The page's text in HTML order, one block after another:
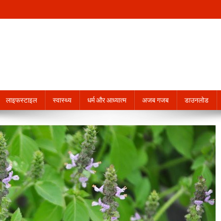
लाइफस्टाइल स्वास्थ्य धर्म और आध्यात्म अजब गजब डाउनलोड